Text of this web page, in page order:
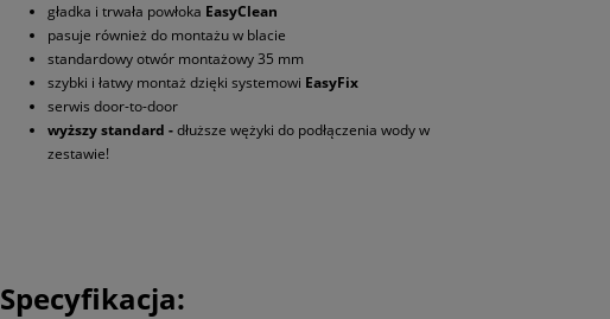
gładka i trwała powłoka EasyClean
pasuje również do montażu w blacie
standardowy otwór montażowy 35 mm
szybki i łatwy montaż dzięki systemowi EasyFix
serwis door-to-door
wyższy standard -dłuższe wężyki do podłączenia wody w
zestawie!
Specyfikacja: